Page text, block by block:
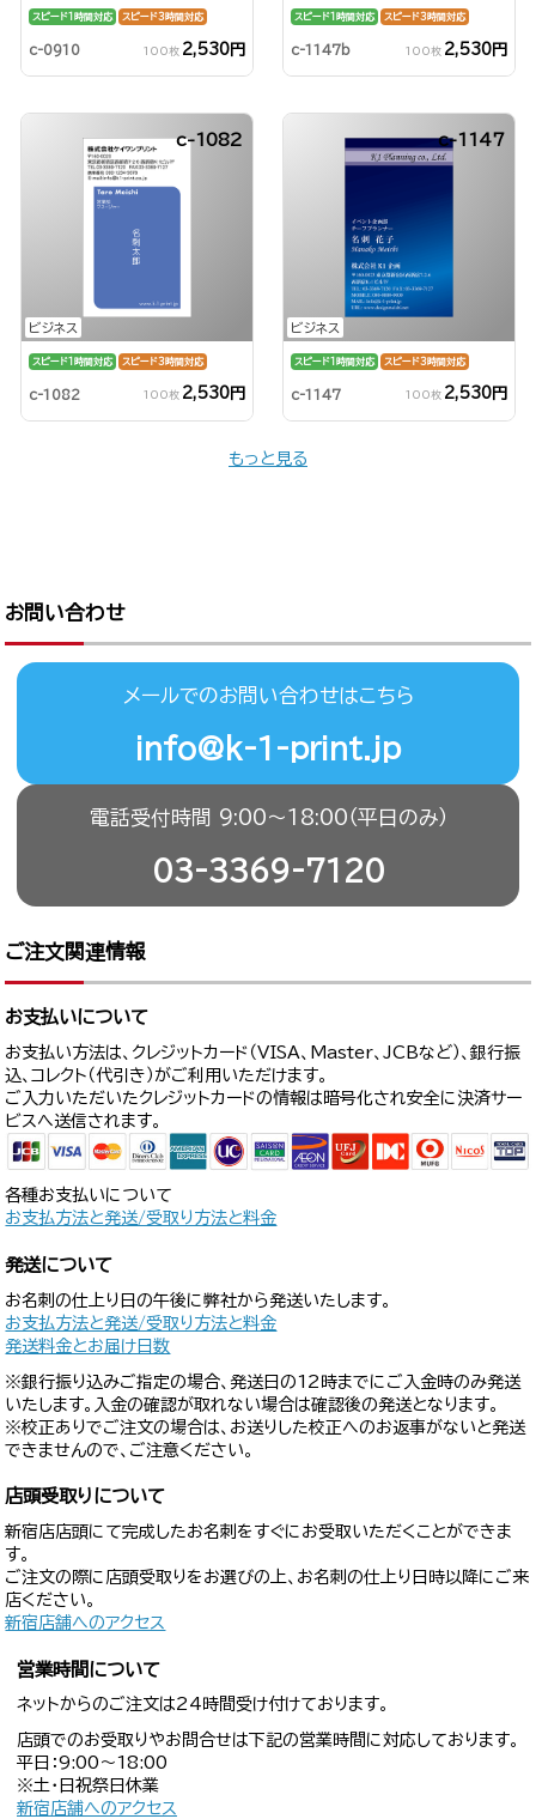
スピード1時間対応 スピード3時間対応
c-0910 100枚 2,530円
スピード1時間対応 スピード3時間対応
c-1147b 100枚 2,530円
ビジネス
c-1082
スピード1時間対応 スピード3時間対応
c-1082 100枚 2,530円
ビジネス
c-1147
スピード1時間対応 スピード3時間対応
c-1147 100枚 2,530円
もっと見る
お問い合わせ
メールでのお問い合わせはこちら
info@k-1-print.jp
電話受付時間 9:00〜18:00（平日のみ）
03-3369-7120
ご注文関連情報
お支払いについて
お支払い方法は、クレジットカード（VISA、Master、JCBなど）、銀行振
込、コレクト（代引き）がご利用いただけます。
ご入力いただいたクレジットカードの情報は暗号化され安全に決済サー
ビスへ送信されます。
各種お支払いについて
お支払方法と発送/受取り方法と料金
発送について
お名刺の仕上り日の午後に弊社から発送いたします。
お支払方法と発送/受取り方法と料金
発送料金とお届け日数
※銀行振り込みご指定の場合、発送日の12時までにご入金時のみ発送
いたします。入金の確認が取れない場合は確認後の発送となります。
※校正ありでご注文の場合は、お送りした校正へのお返事がないと発送
できませんので、ご注意ください。
店頭受取りについて
新宿店店頭にて完成したお名刺をすぐにお受取いただくことができま
す。
ご注文の際に店頭受取りをお選びの上、お名刺の仕上り日時以降にご来
店ください。
新宿店舗へのアクセス
営業時間について
ネットからのご注文は24時間受け付けております。
店頭でのお受取りやお問合せは下記の営業時間に対応しております。
平日：9:00〜18:00
※土・日祝祭日休業
新宿店舗へのアクセス